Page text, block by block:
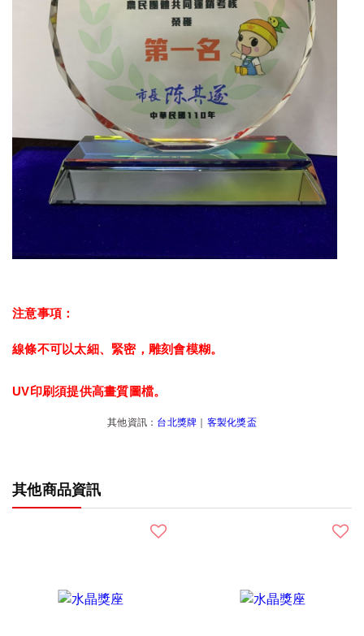
注意事項：
線條不可以太細、緊密，雕刻會模糊。
UV印刷須提供高畫質圖檔。
其他資訊： 台北獎牌 客製化獎盃
其他商品資訊